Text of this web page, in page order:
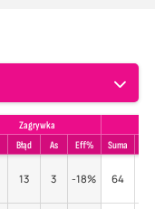
Zagrywka
Błąd As Eff% Suma
13 3 -18% 64